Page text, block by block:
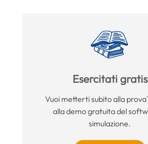
Esercitati gratis
Vuoi metterti subito alla
alla demo gratuita del
simulazione.